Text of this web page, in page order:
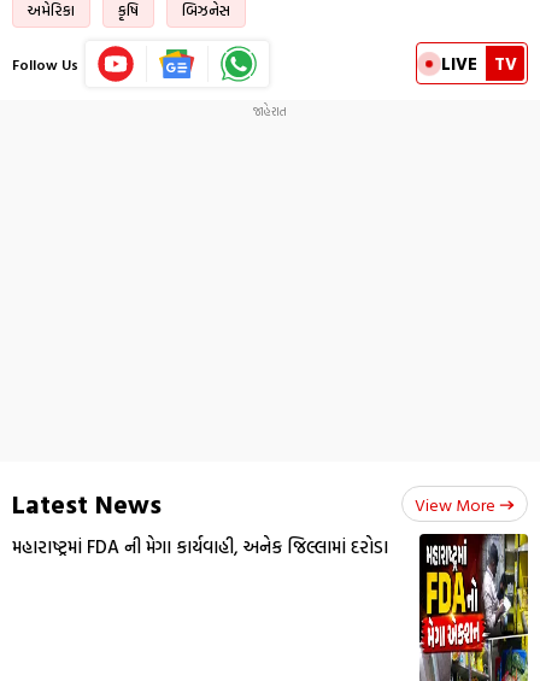
અમેરિકા કૃષિ બિઝનેસ
Follow Us LIVE TV
Latest News View More
મહારાષ્ટ્રમાં FDA ની મેગા કાર્યવાહી, અનેક જિલ્લામાં દરોડા